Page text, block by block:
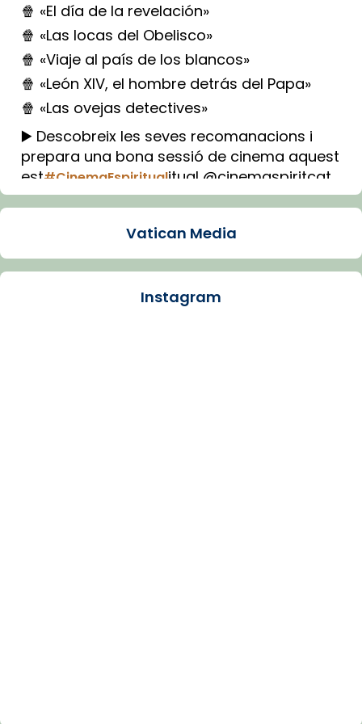
🍿 «El día de la revelación»
🍿 «Las locas del Obelisco»
🍿 «Viaje al país de los blancos»
🍿 «León XIV, el hombre detrás del Papa»
🍿 «Las ovejas detectives»
▶️ Descobreix les seves recomanacions i
prepara una bona sessió de cinema aquest
est#CinemaEspiritualitual @cinemaspiritcat
Imatge: Generada amb IA (OpenAI)
Arquebisbat de Barcelona
Vatican Media
Instagram